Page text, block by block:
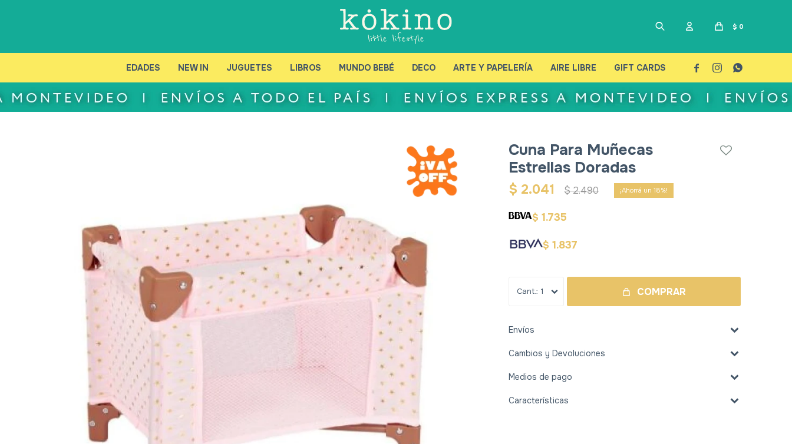
EDADES NEW IN JUGUETES LIBROS MUNDO BEBÉ DECO ARTE Y PAPELERÍA AIRE LIBRE GIFT CARDS
$ 0
  
Cuna Para Muñecas
Estrellas Doradas
$ 2.041 $2.490 18
$ 1.735
$ 1.837
1 COMPRAR
Envíos
Cambios y Devoluciones
Medios de pago
Características